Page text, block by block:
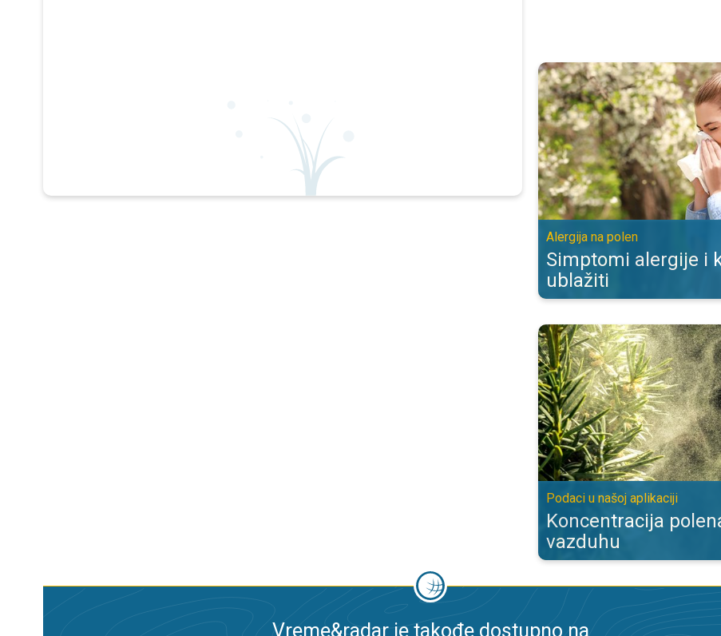
Simptomi alergije i kako ih
Alergija na polen
Simptomi alergije i
ublažiti
Koncentracija polena biljaka u
Podaci u našoj aplikaciji
Koncentracija
vazduhu
Vreme&radar je takođe dostupno na